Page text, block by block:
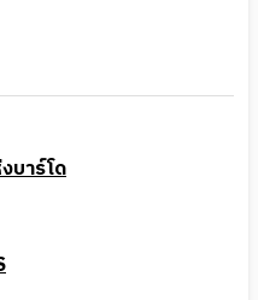
บาร์โด